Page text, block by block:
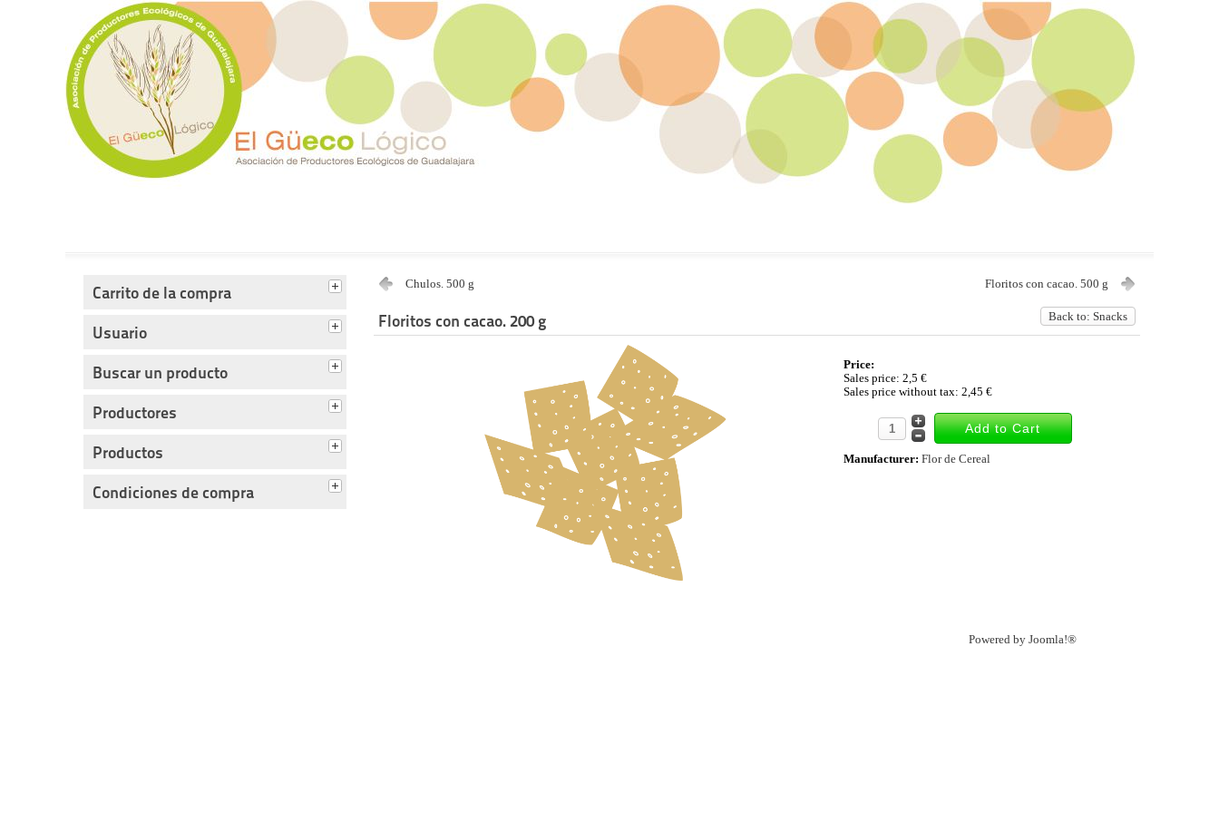
Carrito de la compra
Usuario
Buscar un producto
Productores
Productos
Condiciones de compra
Chulos. 500 g Floritos con cacao. 500 g
Back to: Snacks
Floritos con cacao. 200 g
Price:
Sales price: 2,5 €
Sales price without tax: 2,45 €
Manufacturer: Flor de Cereal
Powered by Joomla!®